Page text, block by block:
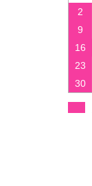
2
9
16
23
30